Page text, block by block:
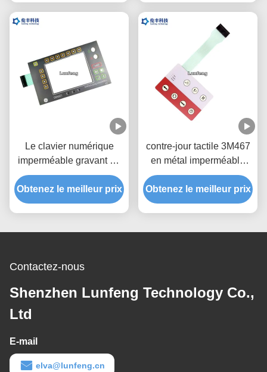
Le clavier numérique
imperméable gravant en
refief LED de membrane
de commutateur éclairent
la fenêtre à contre-jour
liquides
Obtenez le meilleur prix
contre-jour tactile 3M467
en métal imperméable
LED de contact à
membrane
Obtenez le meilleur prix
Contactez-nous
Shenzhen Lunfeng Technology Co.,
Ltd
E-mail
elva@lunfeng.cn